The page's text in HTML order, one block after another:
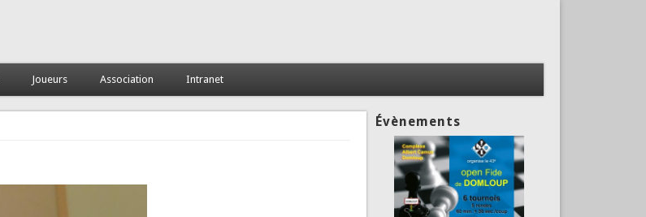
Joueurs Association Intranet
Évènements